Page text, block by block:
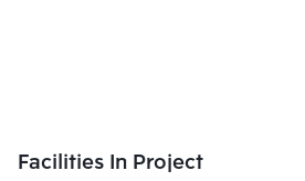
Facilities In Project